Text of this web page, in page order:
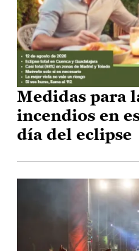
Medidas para
incendios en
día del eclipse